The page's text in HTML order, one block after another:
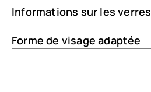
Informations sur les verres
Forme de visage adaptée